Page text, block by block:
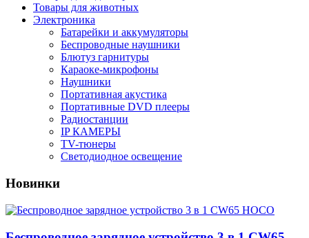
Товары для животных
Электроника
Батарейки и аккумуляторы
Беспроводные наушники
Блютуз гарнитуры
Караоке-микрофоны
Наушники
Портативная акустика
Портативные DVD плееры
Радиостанции
IP КАМЕРЫ
TV-тюнеры
Светодиодное освещение
Новинки